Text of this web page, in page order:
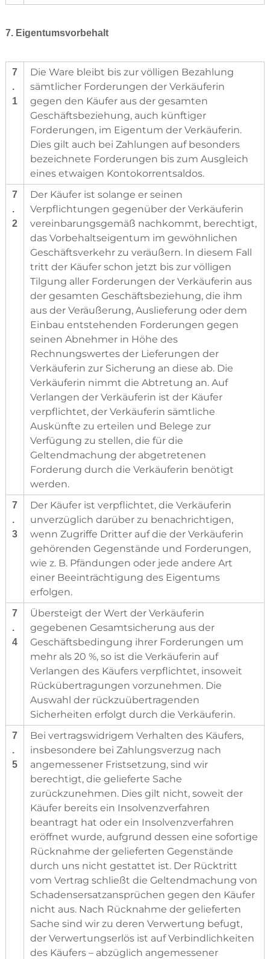
7. Eigentumsvorbehalt
7
.
1
Die Ware bleibt bis zur völligen Bezahlung
sämtlicher Forderungen der Verkäuferin
gegen den Käufer aus der gesamten
Geschäftsbeziehung, auch künftiger
Forderungen, im Eigentum der Verkäuferin.
Dies gilt auch bei Zahlungen auf besonders
bezeichnete Forderungen bis zum Ausgleich
eines etwaigen Kontokorrentsaldos.
7
.
2
Der Käufer ist solange er seinen
Verpflichtungen gegenüber der Verkäuferin
vereinbarungsgemäß nachkommt, berechtigt,
das Vorbehaltseigentum im gewöhnlichen
Geschäftsverkehr zu veräußern. In diesem Fall
tritt der Käufer schon jetzt bis zur völligen
Tilgung aller Forderungen der Verkäuferin aus
der gesamten Geschäftsbeziehung, die ihm
aus der Veräußerung, Auslieferung oder dem
Einbau entstehenden Forderungen gegen
seinen Abnehmer in Höhe des
Rechnungswertes der Lieferungen der
Verkäuferin zur Sicherung an diese ab. Die
Verkäuferin nimmt die Abtretung an. Auf
Verlangen der Verkäuferin ist der Käufer
verpflichtet, der Verkäuferin sämtliche
Auskünfte zu erteilen und Belege zur
Verfügung zu stellen, die für die
Geltendmachung der abgetretenen
Forderung durch die Verkäuferin benötigt
werden.
7
.
3
Der Käufer ist verpflichtet, die Verkäuferin
unverzüglich darüber zu benachrichtigen,
wenn Zugriffe Dritter auf die der Verkäuferin
gehörenden Gegenstände und Forderungen,
wie z. B. Pfändungen oder jede andere Art
einer Beeinträchtigung des Eigentums
erfolgen.
7
.
4
Übersteigt der Wert der Verkäuferin
gegebenen Gesamtsicherung aus der
Geschäftsbedingung ihrer Forderungen um
mehr als 20 %, so ist die Verkäuferin auf
Verlangen des Käufers verpflichtet, insoweit
Rückübertragungen vorzunehmen. Die
Auswahl der rückzuübertragenden
Sicherheiten erfolgt durch die Verkäuferin.
7
.
5
Bei vertragswidrigem Verhalten des Käufers,
insbesondere bei Zahlungsverzug nach
angemessener Fristsetzung, sind wir
berechtigt, die gelieferte Sache
zurückzunehmen. Dies gilt nicht, soweit der
Käufer bereits ein Insolvenzverfahren
beantragt hat oder ein Insolvenzverfahren
eröffnet wurde, aufgrund dessen eine sofortige
Rücknahme der gelieferten Gegenstände
durch uns nicht gestattet ist. Der Rücktritt
vom Vertrag schließt die Geltendmachung von
Schadensersatzansprüchen gegen den Käufer
nicht aus. Nach Rücknahme der gelieferten
Sache sind wir zu deren Verwertung befugt,
der Verwertungserlös ist auf Verbindlichkeiten
des Käufers – abzüglich angemessener